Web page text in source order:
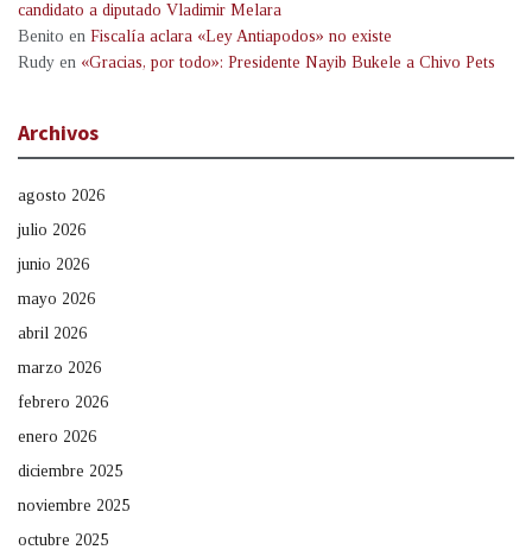
candidato a diputado Vladimir Melara
Benito en Fiscalía aclara «Ley Antiapodos» no existe
Rudy en «Gracias, por todo»: Presidente Nayib Bukele a Chivo Pets
Archivos
agosto 2026
julio 2026
junio 2026
mayo 2026
abril 2026
marzo 2026
febrero 2026
enero 2026
diciembre 2025
noviembre 2025
octubre 2025